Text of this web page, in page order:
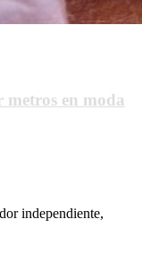
metros en moda
independiente,